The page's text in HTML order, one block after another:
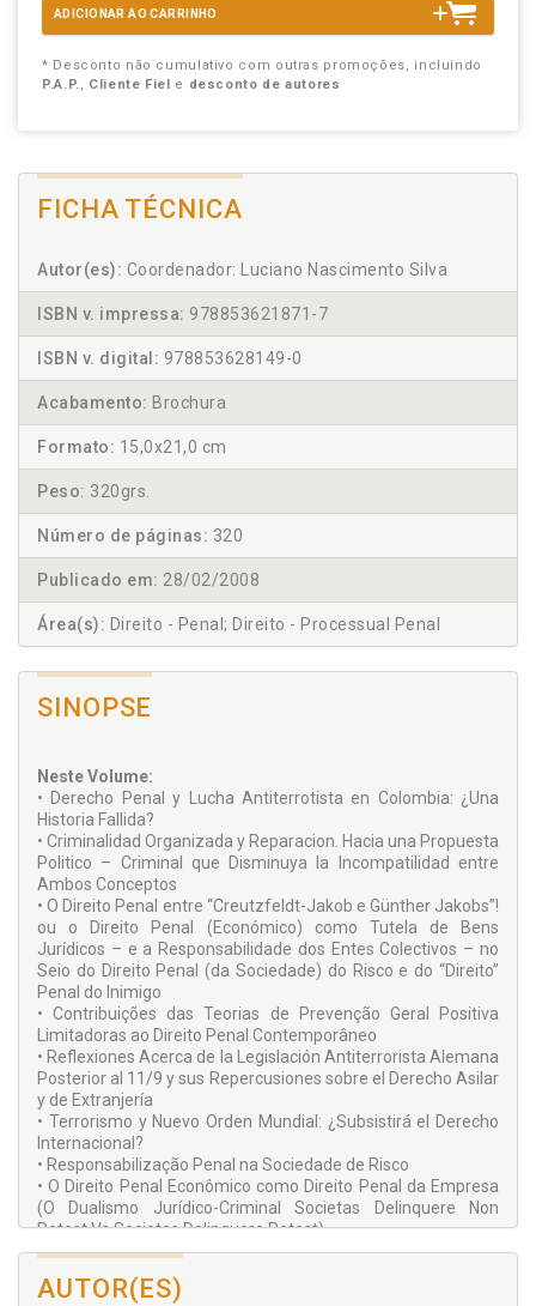
ADICIONAR AO CARRINHO
* Desconto não cumulativo com outras promoções, incluindo
P.A.P., Cliente Fiel e desconto de autores
FICHA TÉCNICA
Autor(es): Coordenador: Luciano Nascimento Silva
ISBN v. impressa: 978853621871-7
ISBN v. digital: 978853628149-0
Acabamento: Brochura
Formato: 15,0x21,0 cm
Peso: 320grs.
Número de páginas: 320
Publicado em: 28/02/2008
Área(s): Direito - Penal; Direito - Processual Penal
SINOPSE
Neste Volume:
• Derecho Penal y Lucha Antiterrotista en Colombia: ¿Una
Historia Fallida?
• Criminalidad Organizada y Reparacion. Hacia una Propuesta
Politico – Criminal que Disminuya la Incompatilidad entre
Ambos Conceptos
• O Direito Penal entre “Creutzfeldt-Jakob e Günther Jakobs”!
ou o Direito Penal (Económico) como Tutela de Bens
Jurídicos – e a Responsabilidade dos Entes Colectivos – no
Seio do Direito Penal (da Sociedade) do Risco e do “Direito”
Penal do Inimigo
• Contribuições das Teorias de Prevenção Geral Positiva
Limitadoras ao Direito Penal Contemporâneo
• Reflexiones Acerca de la Legislación Antiterrorista Alemana
Posterior al 11/9 y sus Repercusiones sobre el Derecho Asilar
y de Extranjería
• Terrorismo y Nuevo Orden Mundial: ¿Subsistirá el Derecho
Internacional?
• Responsabilização Penal na Sociedade de Risco
• O Direito Penal Econômico como Direito Penal da Empresa
(O Dualismo Jurídico-Criminal Societas Delinquere Non
Potest Vs Societas Delinquere Potest)
AUTOR(ES)